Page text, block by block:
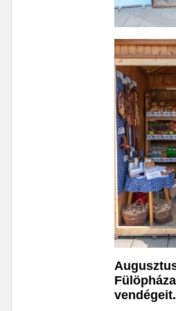
vendégeit.